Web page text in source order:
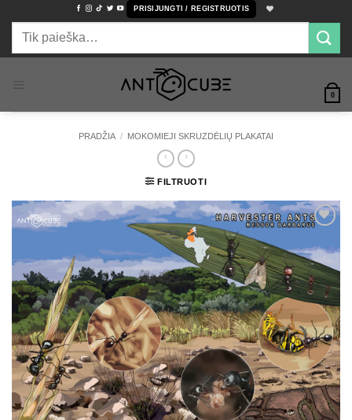
content
PRISIJUNGTI / REGISTRUOTIS
Ieškoti:
0
PRADŽIA / MOKOMIEJI SKRUZDĖLIŲ PLAKATAI
FILTRUOTI